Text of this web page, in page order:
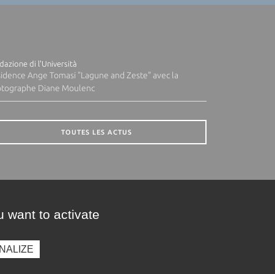
di l'Università
Ange Tomasi "Lagune and Zeste" avec la
Diane Moulenc
TOUTES LES ACTUS
want to activate